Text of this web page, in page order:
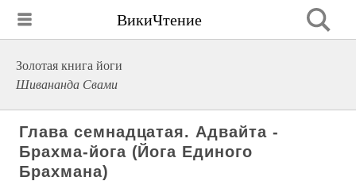
ВикиЧтение
Золотая книга йоги
Шивананда Свами
Глава семнадцатая. Адвайта -
Брахма-йога (Йога Единого
Брахмана)